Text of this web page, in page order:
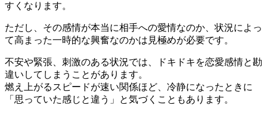
すくなります。
ただし、その感情が本当に相手への愛情なのか、状況によっ
て高まった一時的な興奮なのかは見極めが必要です。
不安や緊張、刺激のある状況では、ドキドキを恋愛感情と勘
違いしてしまうことがあります。
燃え上がるスピードが速い関係ほど、冷静になったときに
「思っていた感じと違う」と気づくこともあります。